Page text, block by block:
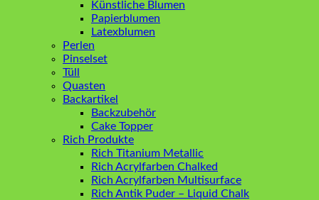
Künstliche Blumen
Papierblumen
Latexblumen
Perlen
Pinselset
Tüll
Quasten
Backartikel
Backzubehör
Cake Topper
Rich Produkte
Rich Titanium Metallic
Rich Acrylfarben Chalked
Rich Acrylfarben Multisurface
Rich Antik Puder – Liquid Chalk